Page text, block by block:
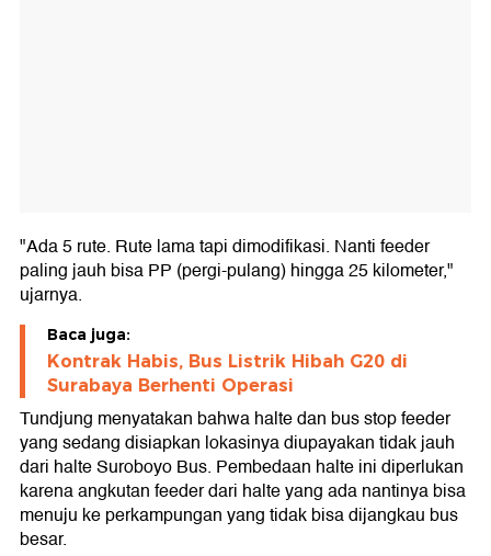
"Ada 5 rute. Rute lama tapi dimodifikasi. Nanti feeder
paling jauh bisa PP (pergi-pulang) hingga 25 kilometer,"
ujarnya.
Baca juga:
Kontrak Habis, Bus Listrik Hibah G20 di
Surabaya Berhenti Operasi
Tundjung menyatakan bahwa halte dan bus stop feeder
yang sedang disiapkan lokasinya diupayakan tidak jauh
dari halte Suroboyo Bus. Pembedaan halte ini diperlukan
karena angkutan feeder dari halte yang ada nantinya bisa
menuju ke perkampungan yang tidak bisa dijangkau bus
besar.